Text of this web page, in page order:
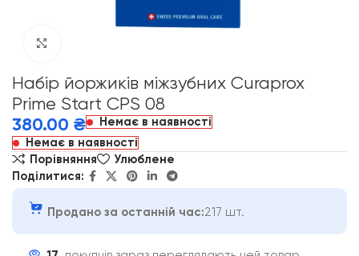
Набір йоржиків міжзубних Curaprox
Prime Start CPS 08
380.00 ₴
Немає в наявності
Немає в наявності
Порівняння
Улюблене
Поділитися:
Продано за останній час:217 шт.